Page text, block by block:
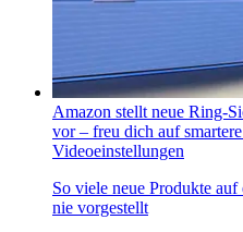
Amazon stellt neue Ring-
vor – freu dich auf
Videoeinstellungen
So viele neue Produkte
nie vorgestellt